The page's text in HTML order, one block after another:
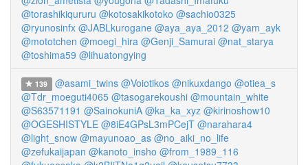
@torashikiqururu @kotosakikotoko @sachio0325
@ryunosinfx @JABLkurogane @aya_aya_2012 @yam_ayk
@mototchen @moegi_hira @Genji_Samurai @nat_starya
@toshima59 @lihuatongying
139 @asami_twins @Voiotikos @nikuxdango @otiea_s
@Tdr_moeguti4065 @tasogarekoushi @mountain_white
@S63571191 @SainokuniA @ka_ka_xyz @kirinoshow10
@OGESHISTYLE @8iE4GPsL3mPCejT @narahara4
@light_snow @mayunoao_as @no_aiki_no_life
@zefukaijapan @kanoto_insho @from_1989_116